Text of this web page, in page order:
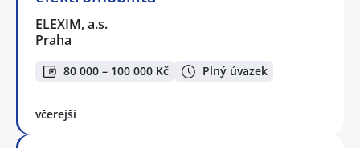
ELEXIM, a.s.
Praha
80 000 – 100 000 Kč Plný úvazek
včerejší